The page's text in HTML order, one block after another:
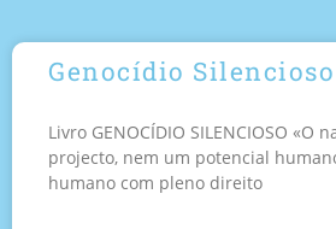
Genocídio Silencioso
Livro GENOCÍDIO SILENCIOSO «O
projecto, nem um potencial
humano com pleno direito